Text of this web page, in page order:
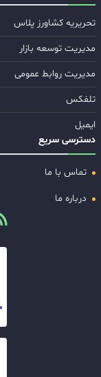
تحریریه کشاورز پلاس
مدیریت توسعه بازار
مدیریت روابط عمومی
تلفکس
ایمیل
دسترسی سریع
تماس با ما
درباره ما